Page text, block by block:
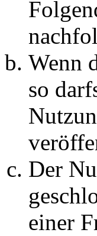
Wenn
so
Der
einer